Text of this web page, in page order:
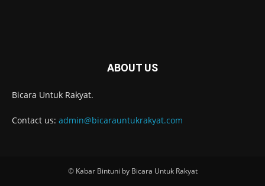
ABOUT US
Bicara Untuk Rakyat.
Contact us: admin@bicarauntukrakyat.com
© Kabar Bintuni by Bicara Untuk Rakyat